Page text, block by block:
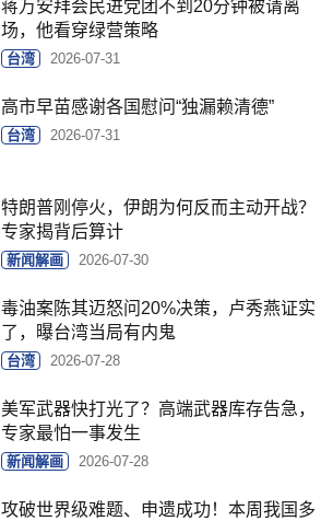
蒋万安拜会民进党团不到20分钟被请离
场，他看穿绿营策略
台湾 2026-07-31
高市早苗感谢各国慰问“独漏赖清德”
台湾 2026-07-31
特朗普刚停火，伊朗为何反而主动开战？
专家揭背后算计
新闻解画 2026-07-30
毒油案陈其迈怒问20%决策，卢秀燕证实
了，曝台湾当局有内鬼
台湾 2026-07-28
美军武器快打光了？高端武器库存告急，
专家最怕一事发生
新闻解画 2026-07-28
攻破世界级难题、申遗成功！本周我国多